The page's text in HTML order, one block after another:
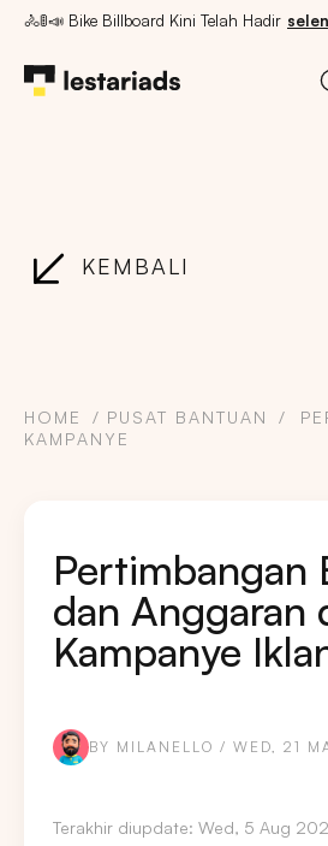
🚴🚦📣 Bike Billboard Kini Telah Hadir
KEMBALI
HOME PUSAT BANTUAN
KAMPANYE
Pertimbangan
dan Anggaran
Kampanye
BY MILANELLO / WED, 21
Terakhir diupdate: Wed, 5 Aug